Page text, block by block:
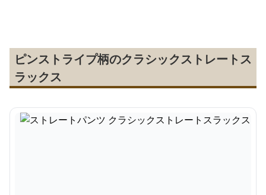
ピンストライプ柄のクラシックストレートス
ラックス